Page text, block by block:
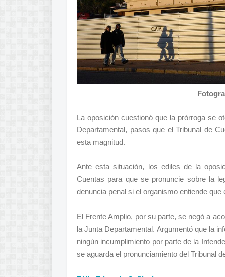
La oposición cuestionó que la prórroga se
Departamental, pasos que el Tribunal de
esta magnitud.
Ante esta situación, los ediles de la
Cuentas para que se pronuncie sobre la
denuncia penal si el organismo entiende
El Frente Amplio, por su parte, se negó a
la Junta Departamental. Argumentó que la
ningún incumplimiento por parte de la
se aguarda el pronunciamiento del Tribunal